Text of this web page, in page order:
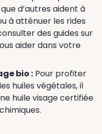
d’autres aident à
à atténuer les rides
des guides sur
aider dans votre
bio : Pour profiter
huiles végétales, il
huile visage certifiée